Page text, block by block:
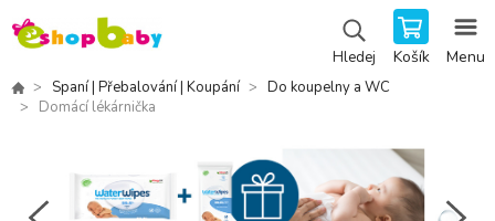
Hledej Košík Menu
Spaní | Přebalování | Koupání
Do koupelny a WC
Domácí lékárnička